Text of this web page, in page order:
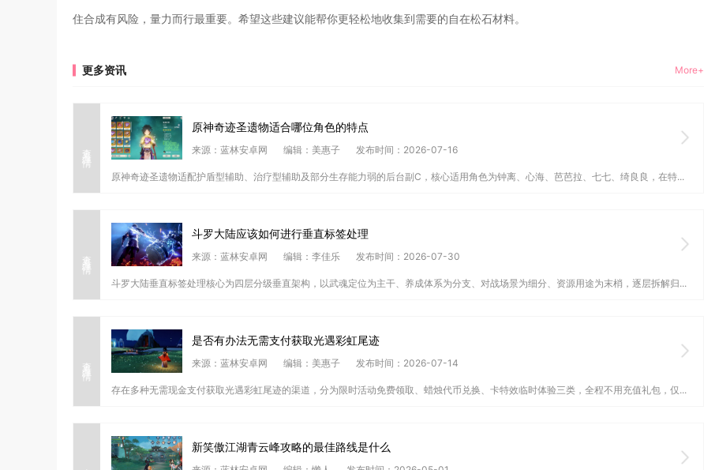
住合成有风险，量力而行最重要。希望这些建议能帮你更轻松地收集到需要的自在松石材料。
更多资讯 More+
查看详情
原神奇迹圣遗物适合哪位角色的特点
来源：蓝林安卓网 编辑：美惠子 发布时间：2026-07-16
原神奇迹圣遗物适配护盾型辅助、治疗型辅助及部分生存能力弱的后台副C，核心适用角色为钟离、心海、芭芭拉、七七、绮良良，在特...
查看详情
斗罗大陆应该如何进行垂直标签处理
来源：蓝林安卓网 编辑：李佳乐 发布时间：2026-07-30
斗罗大陆垂直标签处理核心为四层分级垂直架构，以武魂定位为主干、养成体系为分支、对战场景为细分、资源用途为末梢，逐层拆解归...
查看详情
是否有办法无需支付获取光遇彩虹尾迹
来源：蓝林安卓网 编辑：美惠子 发布时间：2026-07-14
存在多种无需现金支付获取光遇彩虹尾迹的渠道，分为限时活动免费领取、蜡烛代币兑换、卡特效临时体验三类，全程不用充值礼包，仅...
新笑傲江湖青云峰攻略的最佳路线是什么